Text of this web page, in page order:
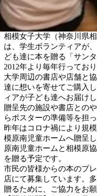
相模女子大学（神奈川県
は、学生ボランティアが
ども達に本を贈る「サン
2012年より毎年行ってお
大学周辺の書店や店舗と
達に想いを寄せてご購入
ィアが子ども達へお届け
贈呈先の施設や書店との
らポスターの準備等を担っ
昨年はコロナ禍により規
模原南児童ホームへ贈呈
原南児童ホームと相模原
を贈る予定です。
市民の皆様からの本のプ
店にて募集しています。
贈るために、ご協力をお